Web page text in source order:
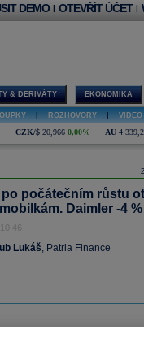
DEMO | OTEVŘÍT ÚČET |
& DERIVÁTY EKONOMIKA
ROZHOVORY VIDEO
CZK/$ 20,966 0,00% AU 4
po počátečním růstu
Daimler -4 %
Lukáš, Patria Finance